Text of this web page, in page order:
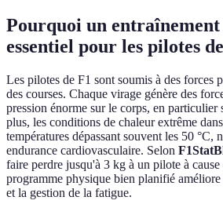
Pourquoi un entraînement
essentiel pour les pilotes
Les pilotes de F1 sont soumis à des forces
des courses. Chaque virage génère des
pression énorme sur le corps, en particulier
plus, les conditions de chaleur extrême
températures dépassant souvent les 50 °C,
endurance cardiovasculaire. Selon
faire perdre jusqu'à 3 kg à un pilote à
programme physique bien planifié améliore
et la gestion de la fatigue.